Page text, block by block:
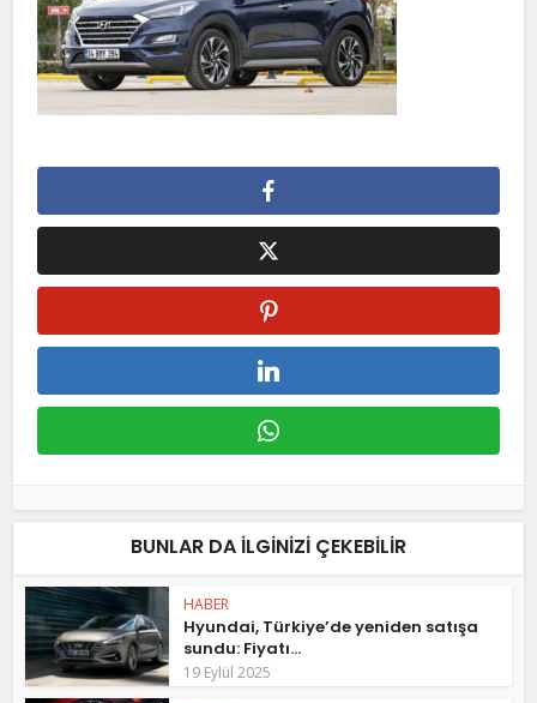
BUNLAR DA ILGINIZI ÇEKEBILIR
HABER
Hyundai, Türkiye’de yeniden satışa
sundu: Fiyatı...
19 Eylül 2025